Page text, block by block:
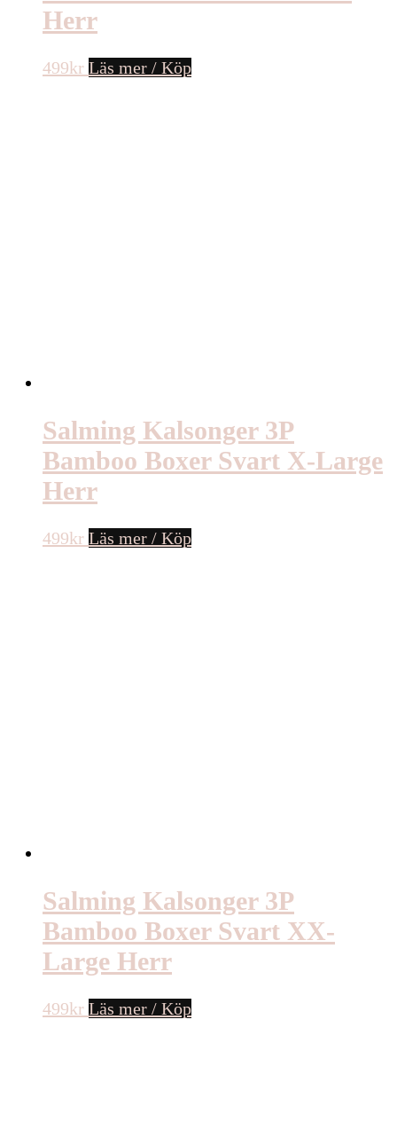
Herr
499kr Läs mer / Köp
Salming Kalsonger 3P
Bamboo Boxer Svart X-Large
Herr
499kr Läs mer / Köp
Salming Kalsonger 3P
Bamboo Boxer Svart XX-
Large Herr
499kr Läs mer / Köp